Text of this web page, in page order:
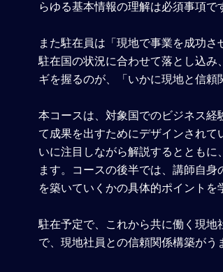
らゆる基本情報の理解は必須事項で
また駐在員は「現地で事業を成功
駐在国の状況に合わせて落とし込
ギを握るのが、「いかに現地と信頼
本コースは、対象国でのビジネス
て成果を出すためにデザインされ
いに注目しながら解説するととも
ます。コースの後半では、講師自
を築いていくかの具体的ポイントを
駐在予定で、これから共に働く現
で、現地社員との信頼関係構築がう